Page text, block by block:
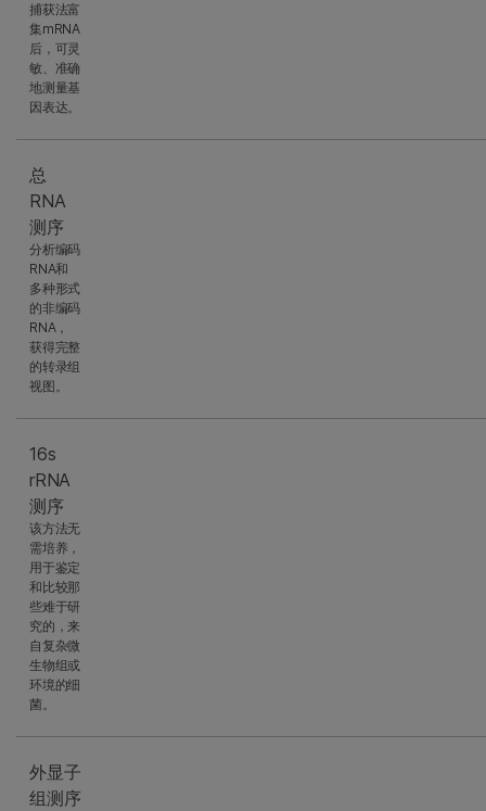
捕获法富
集mRNA
后，可灵
敏、准确
地测量基
因表达。
总
RNA
测序
分析编码
RNA和
多种形式
的非编码
RNA，
获得完整
的转录组
视图。
16s
rRNA
测序
该方法无
需培养，
用于鉴定
和比较那
些难于研
究的，来
自复杂微
生物组或
环境的细
菌。
外显子
组测序